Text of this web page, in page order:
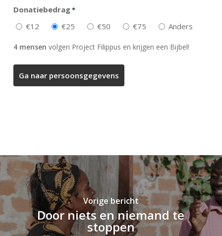
Donatiebedrag*
€12 €25 €50 €75 Anders
4 mensen volgen Project Filippus en krijgen een Bijbel!
Vorige bericht
Door niets en niemand te
stoppen